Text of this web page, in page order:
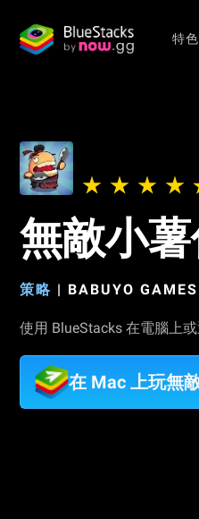
特色
無敵小
策略 | BABUYO GAMES
使用 BlueStacks 在電腦上
在 Mac 上玩無